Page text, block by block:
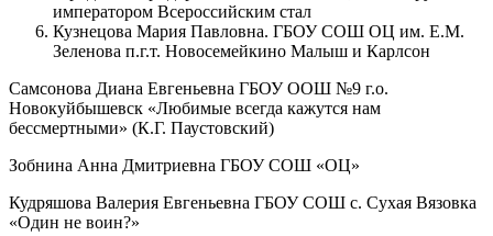
императором Всероссийским стал
Кузнецова Мария Павловна. ГБОУ СОШ ОЦ им. Е.М.
Зеленова п.г.т. Новосемейкино Малыш и Карлсон
Самсонова Диана Евгеньевна ГБОУ ООШ №9 г.о.
Новокуйбышевск «Любимые всегда кажутся нам
бессмертными» (К.Г. Паустовский)
Зобнина Анна Дмитриевна ГБОУ СОШ «ОЦ»
Кудряшова Валерия Евгеньевна ГБОУ СОШ с. Сухая Вязовка
«Один не воин?»